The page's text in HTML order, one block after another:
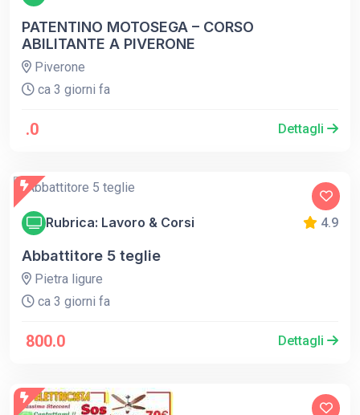
PATENTINO MOTOSEGA – CORSO
ABILITANTE A PIVERONE
Piverone
ca 3 giorni fa
.0 Dettagli
Rubrica: Lavoro & Corsi 4.9
Abbattitore 5 teglie
Pietra ligure
ca 3 giorni fa
800.0 Dettagli